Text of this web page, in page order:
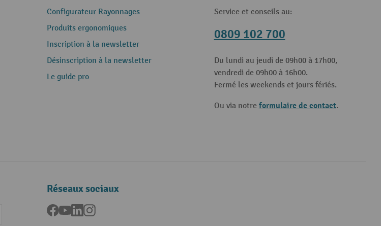
Configurateur Rayonnages
Produits ergonomiques
Inscription à la newsletter
Désinscription à la newsletter
Le guide pro
Service et conseils au:
0809 102 700
Du lundi au jeudi de 09h00 à 17h00,
vendredi de 09h00 à 16h00.
Fermé les weekends et jours fériés.
Ou via notre formulaire de contact.
Réseaux sociaux
Facebook
YouTubeLinkedInInstagram